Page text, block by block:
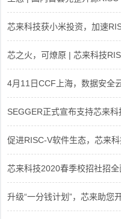
芯来科技获小米投资，加速
芯之火，可燎原 | 芯来科技
4月11日CCF上海，数据安全
SEGGER正式宣布支持芯来
促进RISC-V软件生态，芯来
芯来科技2020春季校招社招全
升级“一分钱计划”，芯来助您